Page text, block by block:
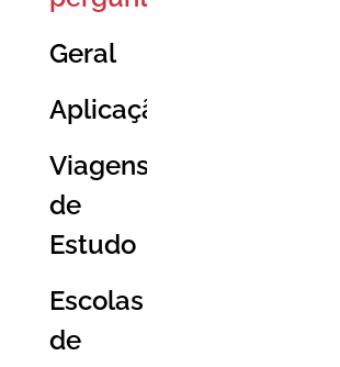
Geral
Aplicação
Viagens
de
Estudo
Escolas
de